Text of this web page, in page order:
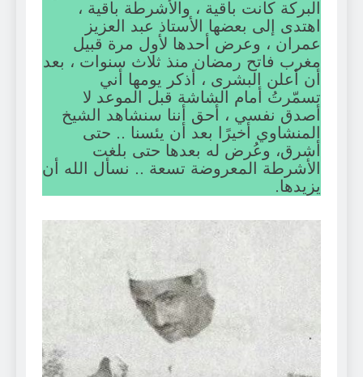
البركة كانت باقية ، والأشرطة باقية ،
اهتدى إلى بعضها الأستاذ عبد العزيز
عمران ، وعرض أحدها لأول مرة قبيل
مغرب فاتح رمضان منذ ثلاث سنوات ، بعد
أن أعلن البشرى ، أذكر يومها أني
تسمّرتُ أمام الشاشة قبل الموعد لا
أصدق نفسي ، أحق أننا سنشاهد الشيخ
المنشاوي أخيرًا بعد أن يئسنا .. حتى
أشرق، وعُرض له بعدها حتى بلغت
الأشرطة المعروضة تسعة .. نسأل الله أن
يزيدها.